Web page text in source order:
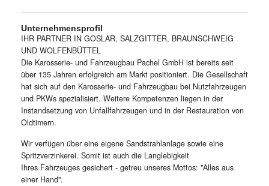
Unternehmensprofil
IHR PARTNER IN GOSLAR, SALZGITTER, BRAUNSCHWEIG
UND WOLFENBÜTTEL
Die Karosserie- und Fahrzeugbau Pachel GmbH ist bereits seit
über 135 Jahren erfolgreich am Markt positioniert. Die Gesellschaft
hat sich auf den Karosserie- und Fahrzeugbau bei Nutzfahrzeugen
und PKWs spezialisiert. Weitere Kompetenzen liegen in der
Instandsetzung von Unfallfahrzeugen und in der Restauration von
Oldtimern.
Wir verfügen über eine eigene Sandstrahlanlage sowie eine
Spritzverzinkerei. Somit ist auch die Langlebigkeit
Ihres Fahrzeuges gesichert - getreu unseres Mottos: "Alles aus
einer Hand".